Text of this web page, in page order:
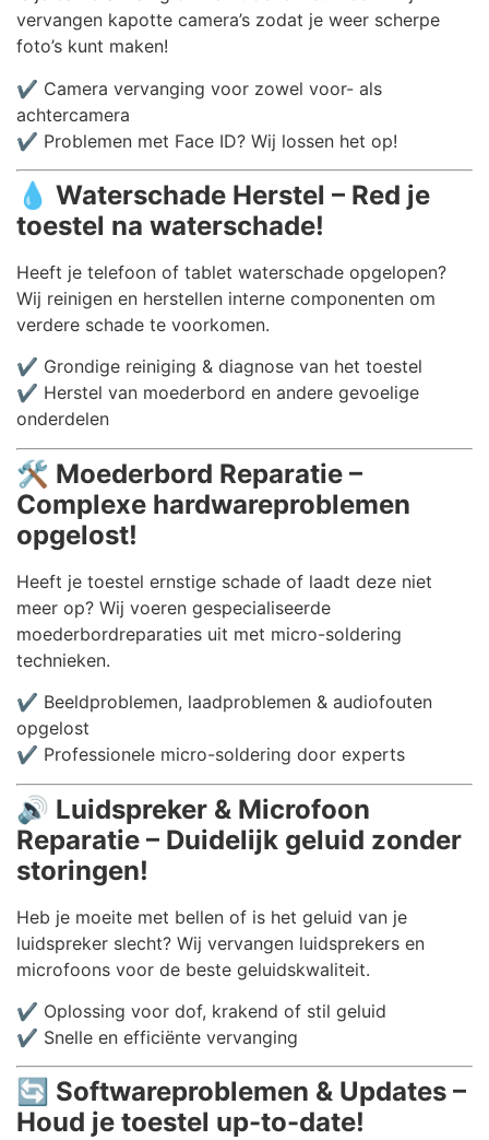
vervangen kapotte camera’s zodat je weer scherpe
foto’s kunt maken!
✔️ Camera vervanging voor zowel voor- als
achtercamera
✔️ Problemen met Face ID? Wij lossen het op!
💧 Waterschade Herstel – Red je
toestel na waterschade!
Heeft je telefoon of tablet waterschade opgelopen?
Wij reinigen en herstellen interne componenten om
verdere schade te voorkomen.
✔️ Grondige reiniging & diagnose van het toestel
✔️ Herstel van moederbord en andere gevoelige
onderdelen
🛠️ Moederbord Reparatie –
Complexe hardwareproblemen
opgelost!
Heeft je toestel ernstige schade of laadt deze niet
meer op? Wij voeren gespecialiseerde
moederbordreparaties uit met micro-soldering
technieken.
✔️ Beeldproblemen, laadproblemen & audiofouten
opgelost
✔️ Professionele micro-soldering door experts
🔊 Luidspreker & Microfoon
Reparatie – Duidelijk geluid zonder
storingen!
Heb je moeite met bellen of is het geluid van je
luidspreker slecht? Wij vervangen luidsprekers en
microfoons voor de beste geluidskwaliteit.
✔️ Oplossing voor dof, krakend of stil geluid
✔️ Snelle en efficiënte vervanging
🔄 Softwareproblemen & Updates –
Houd je toestel up-to-date!